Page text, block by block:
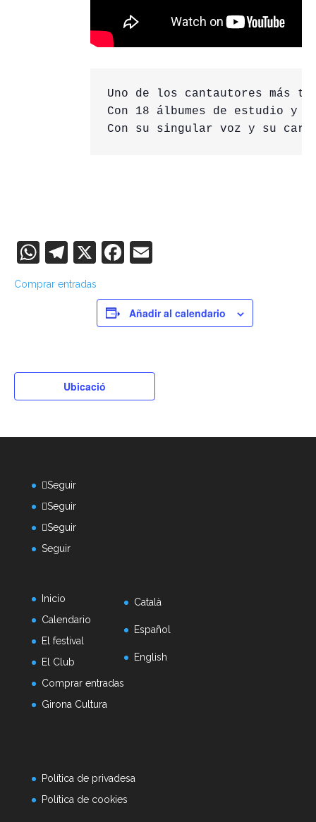
Uno de los cantautores más
Con 18 álbumes de estudio y
Con su singular voz y su
WhatsApp
Telegram
X Facebook
Comprar entradas
Añadir al calendario
Ubicació
Seguir
Seguir
Seguir
Seguir
Inicio
Calendario
El festival
El Club
Comprar entradas
Girona Cultura
Català
Español
English
Política de privadesa
Política de cookies